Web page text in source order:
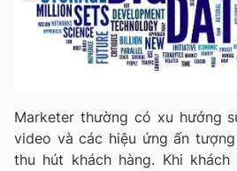
Marketer thường có xu hướng
video và các hiệu ứng ấn
thu hút khách hàng. Khi